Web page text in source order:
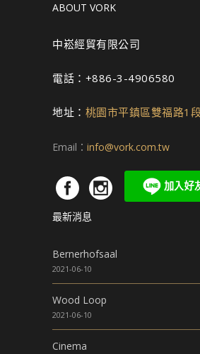
ABOUT VORK
中崧經貿有限公司
電話：+886-3-4906580
地址： 桃園市平鎮區雙福路1
Email： info@vork.com.tw
最新消息
Bernerhofsaal
2021-06-10
Wood Loop
2021-06-10
Cinema